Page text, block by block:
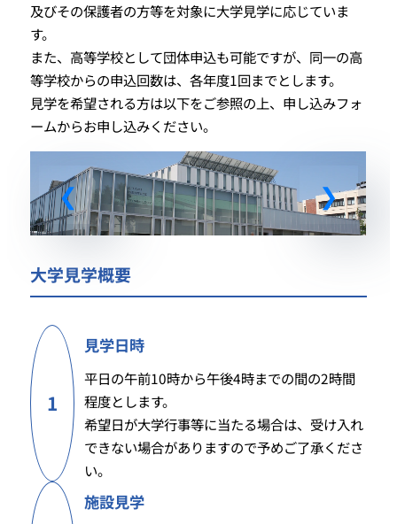
及びその保護者の方等を対象に大学見学に応じていま
す。
また、高等学校として団体申込も可能ですが、同一の高
等学校からの申込回数は、各年度1回までとします。
見学を希望される方は以下をご参照の上、申し込みフォ
ームからお申し込みください。
大学見学概要
1
見学日時
平日の午前10時から午後4時までの間の2時間
程度とします。
希望日が大学行事等に当たる場合は、受け入れ
できない場合がありますので予めご了承くださ
い。
施設見学